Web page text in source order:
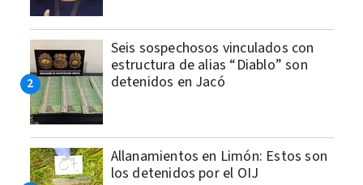
Seis sospechosos vinculados con
estructura de alias “Diablo” son
detenidos en Jacó
Allanamientos en Limón: Estos son
los detenidos por el OIJ